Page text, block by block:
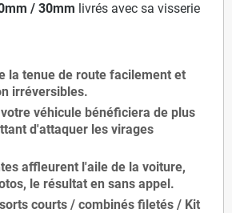
/ 30mm livrés avec sa visserie
la tenue de route facilement et
irréversibles.
véhicule bénéficiera de plus
d'attaquer les virages
affleurent l'aile de la voiture,
le résultat en sans appel.
courts / combinés filetés / Kit